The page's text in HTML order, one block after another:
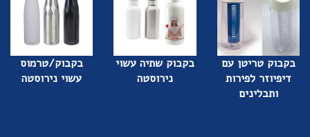
בקבוק טריטן עם
דיפיוזר לפירות
ותבלינים
בקבוק שתיה עשוי
נירוסטה
בקבוק/טרמוס
עשוי נירוסטה